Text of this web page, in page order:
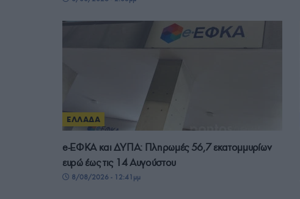
ΕΛΛΑΔΑ
e-ΕΦΚΑ και ΔΥΠΑ: Πληρωμές 56,7 εκατομμυρίων
ευρώ έως τις 14 Αυγούστου
8/08/2026 - 12:41μμ